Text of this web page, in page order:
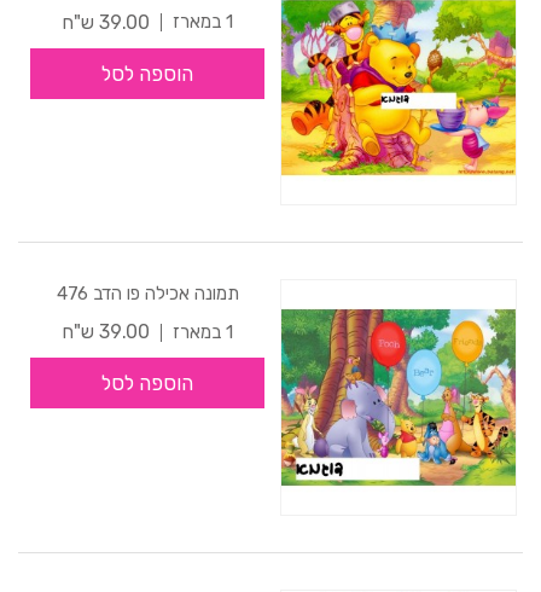
1 במארז
39.00 ש"ח
הוספה לסל
תמונה אכילה פו הדב 476
1 במארז
39.00 ש"ח
הוספה לסל